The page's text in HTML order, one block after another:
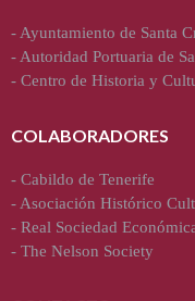
- Ayuntamiento de Santa
- Autoridad Portuaria de
- Centro de Historia y
COLABORADORES
- Cabildo de Tenerife
- Asociación Histórico
- Real Sociedad
- The Nelson Society